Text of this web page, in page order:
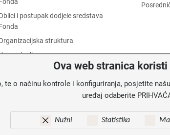
i postupak dodjele sredstava
struktura
odbor
Zaštita dostojanstva radnika
informacija o trošenju sredstava
Ova web stranica
o načinu kontrole i konfiguriranja, posjetite
uređaj odaberite
Nužni Statistika